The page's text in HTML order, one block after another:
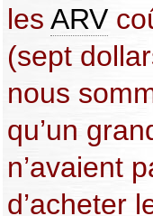
les ARV
(sept
nous
qu’un
n’avaient
d’acheter